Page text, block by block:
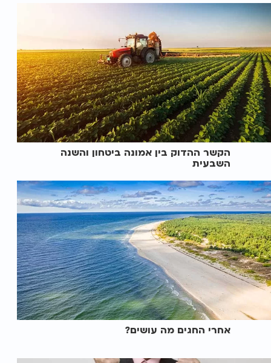
הקשר ההדוק בין אמונה ביטחון והשנה
השבעית
אחרי החגים מה עושים?